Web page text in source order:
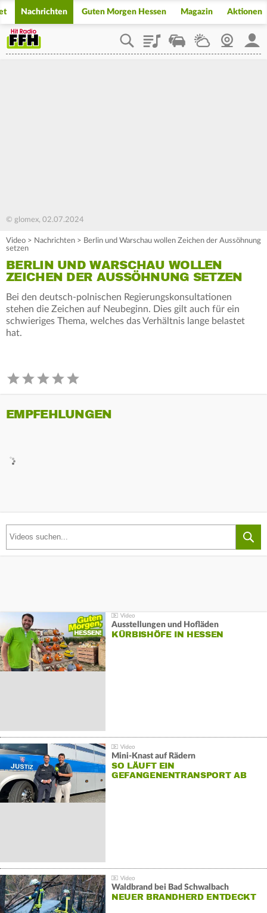
Nachrichten Guten Morgen Hessen Magazin Aktionen
PlaylistStaupilotWetterWebcam
© glomex, 02.07.2024
Video > Nachrichten > Berlin und Warschau wollen Zeichen der Aussöhnung
setzen
BERLIN UND WARSCHAU WOLLEN
ZEICHEN DER AUSSÖHNUNG SETZEN
Bei den deutsch-polnischen Regierungskonsultationen
stehen die Zeichen auf Neubeginn. Dies gilt auch für ein
schwieriges Thema, welches das Verhältnis lange belastet
hat.
EMPFEHLUNGEN
Ausstellungen und Hofläden
KÜRBISHÖFE IN HESSEN
Mini-Knast auf Rädern
SO LÄUFT EIN
GEFANGENENTRANSPORT AB
Waldbrand bei Bad Schwalbach
NEUER BRANDHERD ENTDECKT